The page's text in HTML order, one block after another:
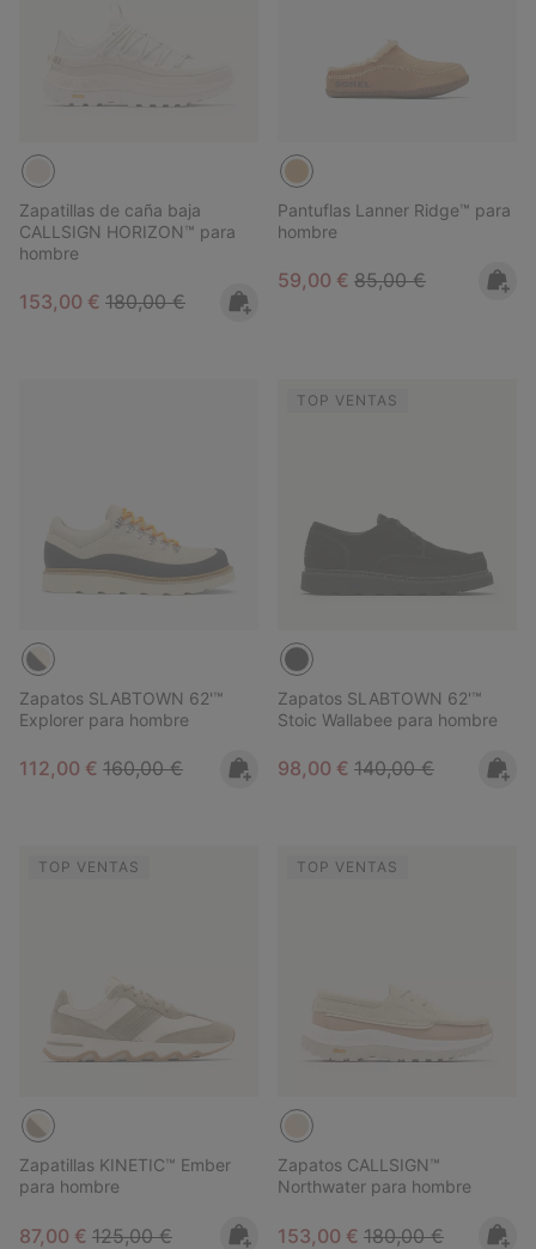
Zapatillas de caña baja
CALLSIGN HORIZON™ para
hombre
Sale price:
153,00 € Regular price:
180,00 €
Pantuflas Lanner Ridge™ para
hombre
Sale price:
59,00 € Regular price:
85,00 €
Zapatos SLABTOWN 62'™
Explorer para hombre
Sale price:
112,00 € Regular price:
160,00 €
TOP VENTAS
Zapatos SLABTOWN 62'™
Stoic Wallabee para hombre
Sale price:
98,00 € Regular price:
140,00 €
TOP VENTAS
Zapatillas KINETIC™ Ember
para hombre
Sale price:
87,00 € Regular price:
125,00 €
TOP VENTAS
Zapatos CALLSIGN™
Northwater para hombre
Sale price:
153,00 € Regular price:
180,00 €